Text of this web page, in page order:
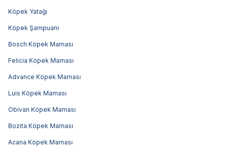
Köpek Yatağı
Köpek Şampuanı
Bosch Köpek Maması
Felicia Köpek Maması
Advance Köpek Maması
Luis Köpek Maması
Obivan Köpek Maması
Bozita Köpek Maması
Acana Köpek Maması